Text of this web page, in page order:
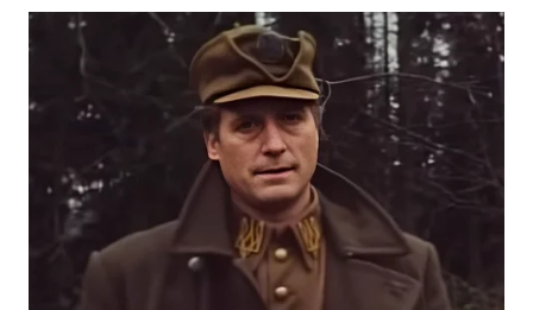
PURWAKARTA
WN
PRIANGAN
TIMUR
WN
SEMARANG